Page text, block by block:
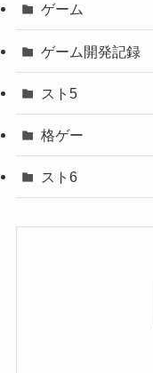
ゲーム
ゲーム開発記録
スト5
格ゲー
スト6